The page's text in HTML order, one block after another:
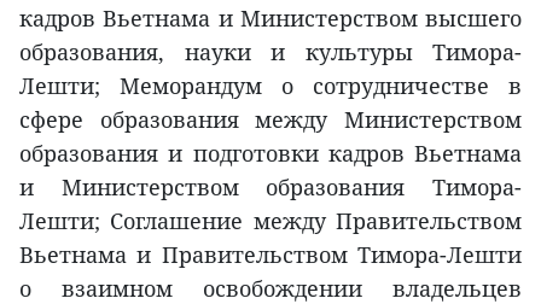
кадров Вьетнама и Министерством высшего
образования, науки и культуры Тимора-
Лешти; Меморандум о сотрудничестве в
сфере образования между Министерством
образования и подготовки кадров Вьетнама
и Министерством образования Тимора-
Лешти; Соглашение между Правительством
Вьетнама и Правительством Тимора-Лешти
о взаимном освобождении владельцев